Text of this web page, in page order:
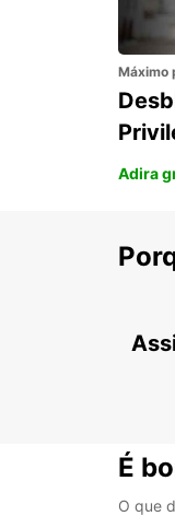
Máximo
Adira
É
O que